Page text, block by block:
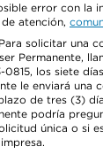
error con la
atención,
solicitar una
Permanente,
los siete
le enviará una
de tres (3)
podría
única o si